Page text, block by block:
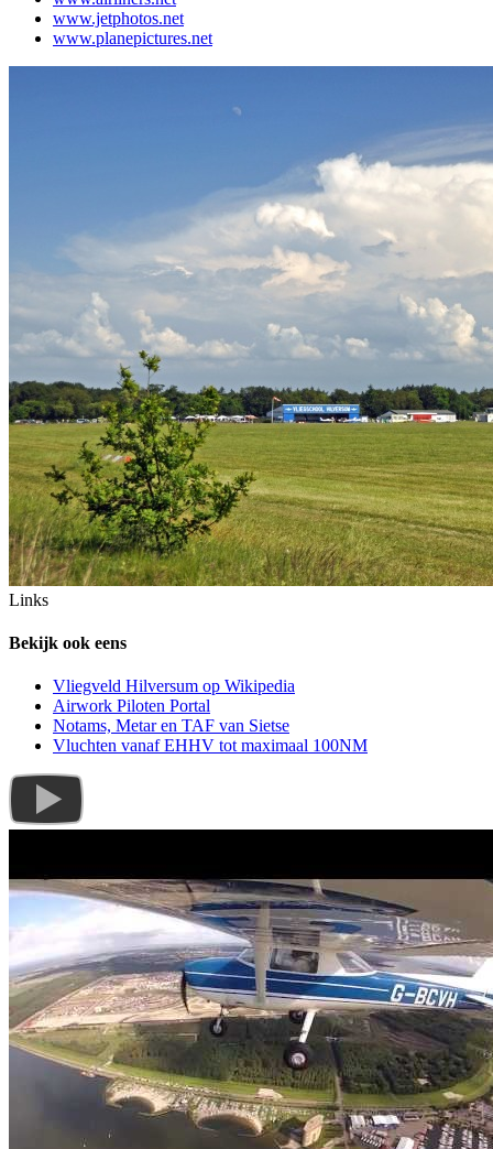
www.jetphotos.net
www.planepictures.net
Links
Bekijk ook eens
Vliegveld Hilversum op Wikipedia
Airwork Piloten Portal
Notams, Metar en TAF van Sietse
Vluchten vanaf EHHV tot maximaal 100NM